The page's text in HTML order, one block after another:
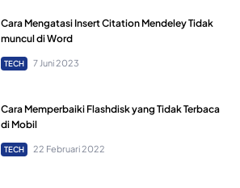
Cara Mengatasi Insert Citation Mendeley Tidak
muncul di Word
TECH 7 Juni 2023
Cara Memperbaiki Flashdisk yang Tidak Terbaca
di Mobil
TECH 22 Februari 2022